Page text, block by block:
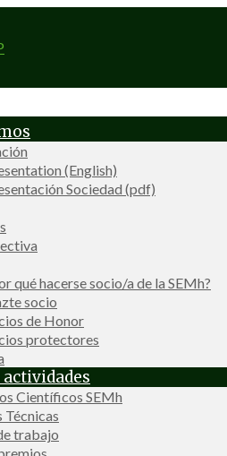
(English)
Sociedad (pdf)
qué hacerse socio/a de la SEMh?
socio
de Honor
protectores
Científicos SEMh
Técnicas
trabajo